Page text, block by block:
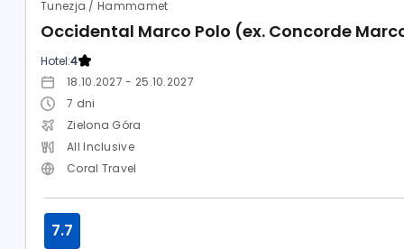
Tunezja / Hammamet
Occidental Marco Polo (ex. Concorde
Hotel:4
18.10.2027 - 25.10.2027
7 dni
Zielona Góra
All Inclusive
Coral Travel
7.7